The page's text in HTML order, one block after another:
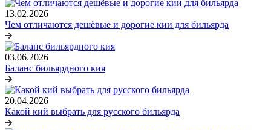
13.02.2026
Чем отличаются дешёвые и дорогие кии для бильярда
03.06.2026
Баланс бильярдного кия
20.04.2026
Какой кий выбрать для русского бильярда